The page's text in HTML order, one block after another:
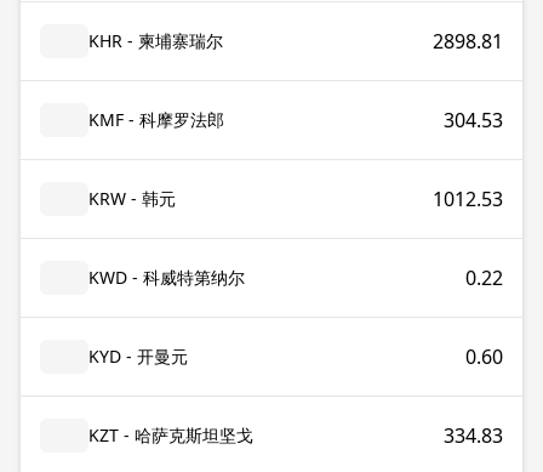
KHR - 柬埔寨瑞尔 2898.81
KMF - 科摩罗法郎 304.53
KRW - 韩元 1012.53
KWD - 科威特第纳尔 0.22
KYD - 开曼元 0.60
KZT - 哈萨克斯坦坚戈 334.83